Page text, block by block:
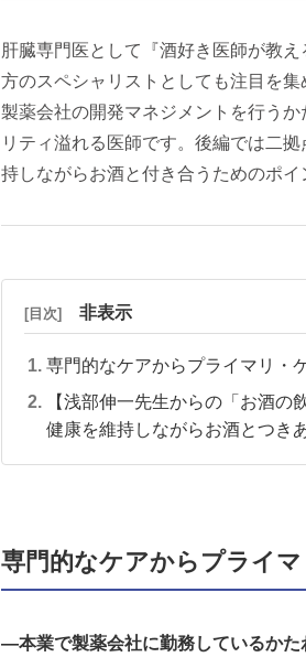
肝臓専門医として『酒好き医師が教
方のスペシャリストとしても注目を
製薬会社の開発マネジメントを行う
リティ溢れる医師です。後編では二
持しながらお酒と付き合うためのポ
[目次] 非表示
専門的なケアからプライマリ・
【浅部伸一先生からの「お酒の
健康を維持しながらお酒とつき
専門的なケアからプライ
—本業で製薬会社に勤務しているかた